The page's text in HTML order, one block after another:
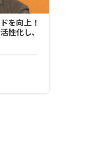
を向上！
性化し、